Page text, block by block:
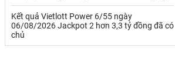
Xi măng - Clynker
Kết quả Vietlott Power 6/55 ngày
06/08/2026 Jackpot 2 hơn 3,3 tỷ đồng đã có
chủ